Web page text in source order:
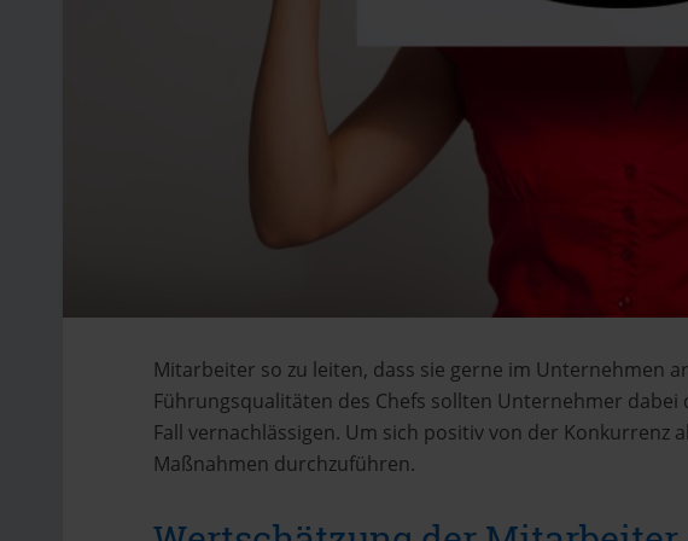
Mitarbeiter so zu leiten, dass sie gerne im Unternehmen
Führungsqualitäten des Chefs sollten Unternehmer
Fall vernachlässigen. Um sich positiv von der Konkurrenz
Maßnahmen durchzuführen.